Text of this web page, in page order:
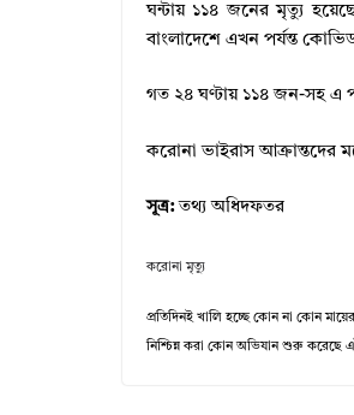
ঘন্টায় ১১৪ জনের মৃত্যু
বাংলাদেশে এখন পর্যন্ত
গত ২৪ ঘণ্টায় ১১৪ জন-সহ এ
করোনা ভাইরাস আক্রান্তদের
সূত্র:তথ্য অধিদফতর
করোনা মৃত্যু
প্রতিদিনই খালি হচ্ছে কোন না কোন
নিশ্চিন্ন করা কোন অভিযান শুরু করেছে